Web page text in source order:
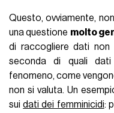
Questo, ovviamente,
una questione molto
di raccogliere dati
seconda di quali
fenomeno, come
non si valuta. Un
suidati dei femminicidi: